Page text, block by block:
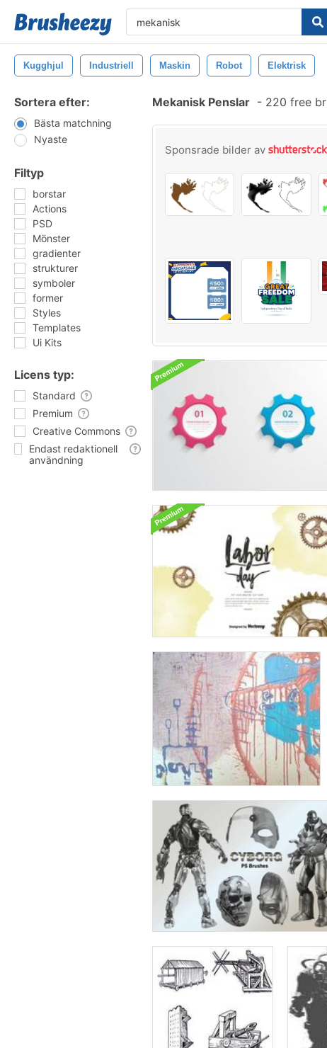
Kugghjul Industriell Maskin Robot Elektrisk
Sortera efter:
Bästa matchning
Nyaste
Filtyp
borstar
Actions
PSD
Mönster
gradienter
strukturer
symboler
former
Styles
Templates
Ui Kits
Licens typ:
Standard
Premium
Creative Commons
Endast redaktionell
användning
Mekanisk Penslar - 220 free
Sponsrade bilder av